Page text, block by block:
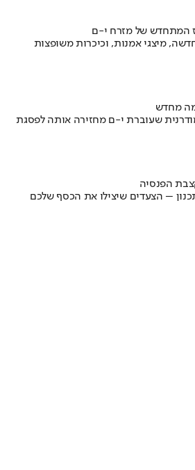
המתחדש של מזרח י-ם
מיצגי אמנות, וכיכרות משופצות
מחדש
שעוברת י-ם מחזירה אותה לפסגת
הפנסיה
– הצעדים שיצילו את הכסף שלכם